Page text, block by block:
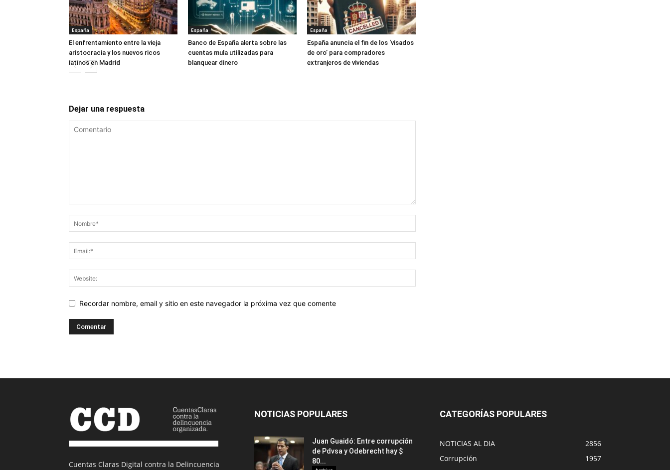
España
El enfrentamiento entre la vieja
aristocracia y los nuevos ricos
latinos en Madrid
España
Banco de España alerta sobre las
cuentas mula utilizadas para
blanquear dinero
España
España anuncia el fin de los ‘visados
de oro’ para compradores
extranjeros de viviendas
Dejar una respuesta
Recordar nombre, email y sitio en este navegador la próxima vez que comente
Cuentas Claras Digital contra la Delincuencia
NOTICIAS POPULARES
Juan Guaidó: Entre corrupción
de Pdvsa y Odebrecht hay $
80...
CATEGORÍAS POPULARES
NOTICIAS AL DIA
2856
Corrupción
1957